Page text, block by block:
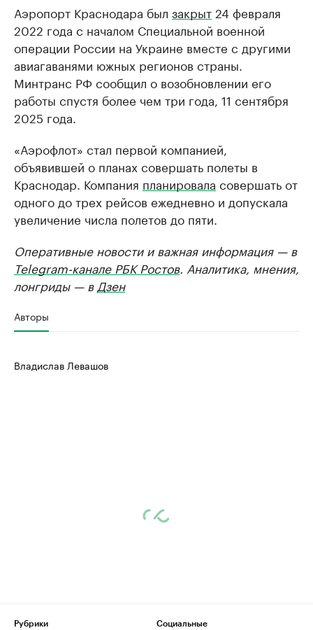
Аэропорт Краснодара был закрыт 24 февраля
2022 года с началом Специальной военной
операции России на Украине вместе с другими
авиагаванями южных регионов страны.
Минтранс РФ сообщил о возобновлении его
работы спустя более чем три года, 11 сентября
2025 года.
«Аэрофлот» стал первой компанией,
объявившей о планах совершать полеты в
Краснодар. Компания планировала совершать от
одного до трех рейсов ежедневно и допускала
увеличение числа полетов до пяти.
Оперативные новости и важная информация — в
Telegram-канале РБК Ростов. Аналитика, мнения,
лонгриды — вДзен
Авторы
Владислав Левашов
Рубрики
Социальные